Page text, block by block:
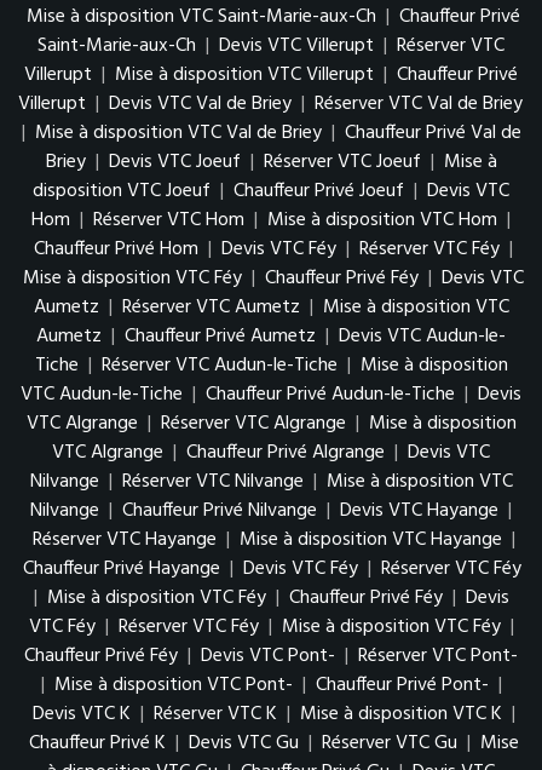
Mise à disposition VTC Saint-Marie-aux-Ch | Chauffeur Privé
Saint-Marie-aux-Ch | Devis VTC Villerupt | Réserver VTC
Villerupt | Mise à disposition VTC Villerupt | Chauffeur Privé
Villerupt | Devis VTC Val de Briey | Réserver VTC Val de Briey
| Mise à disposition VTC Val de Briey | Chauffeur Privé Val de
Briey | Devis VTC Joeuf | Réserver VTC Joeuf | Mise à
disposition VTC Joeuf | Chauffeur Privé Joeuf | Devis VTC
Hom | Réserver VTC Hom | Mise à disposition VTC Hom |
Chauffeur Privé Hom | Devis VTC Féy | Réserver VTC Féy |
Mise à disposition VTC Féy | Chauffeur Privé Féy | Devis VTC
Aumetz | Réserver VTC Aumetz | Mise à disposition VTC
Aumetz | Chauffeur Privé Aumetz | Devis VTC Audun-le-
Tiche | Réserver VTC Audun-le-Tiche | Mise à disposition
VTC Audun-le-Tiche | Chauffeur Privé Audun-le-Tiche | Devis
VTC Algrange | Réserver VTC Algrange | Mise à disposition
VTC Algrange | Chauffeur Privé Algrange | Devis VTC
Nilvange | Réserver VTC Nilvange | Mise à disposition VTC
Nilvange | Chauffeur Privé Nilvange | Devis VTC Hayange |
Réserver VTC Hayange | Mise à disposition VTC Hayange |
Chauffeur Privé Hayange | Devis VTC Féy | Réserver VTC Féy
| Mise à disposition VTC Féy | Chauffeur Privé Féy | Devis
VTC Féy | Réserver VTC Féy | Mise à disposition VTC Féy |
Chauffeur Privé Féy | Devis VTC Pont- | Réserver VTC Pont-
| Mise à disposition VTC Pont- | Chauffeur Privé Pont- |
Devis VTC K | Réserver VTC K | Mise à disposition VTC K |
Chauffeur Privé K | Devis VTC Gu | Réserver VTC Gu | Mise